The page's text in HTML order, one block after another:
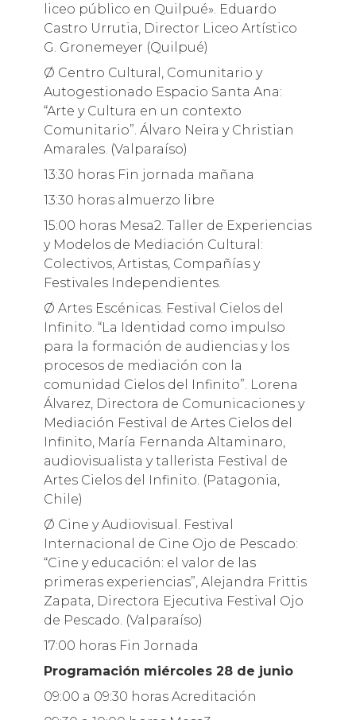
liceo público en Quilpué». Eduardo
Castro Urrutia, Director Liceo Artístico
G. Gronemeyer (Quilpué)
Ø Centro Cultural, Comunitario y
Autogestionado Espacio Santa Ana:
“Arte y Cultura en un contexto
Comunitario”. Álvaro Neira y Christian
Amarales. (Valparaíso)
13:30 horas Fin jornada mañana
13:30 horas almuerzo libre
15:00 horas Mesa2. Taller de Experiencias
y Modelos de Mediación Cultural:
Colectivos, Artistas, Compañías y
Festivales Independientes.
Ø Artes Escénicas. Festival Cielos del
Infinito. “La Identidad como impulso
para la formación de audiencias y los
procesos de mediación con la
comunidad Cielos del Infinito”. Lorena
Álvarez, Directora de Comunicaciones y
Mediación Festival de Artes Cielos del
Infinito, María Fernanda Altaminaro,
audiovisualista y tallerista Festival de
Artes Cielos del Infinito. (Patagonia,
Chile)
Ø Cine y Audiovisual. Festival
Internacional de Cine Ojo de Pescado:
“Cine y educación: el valor de las
primeras experiencias”, Alejandra Frittis
Zapata, Directora Ejecutiva Festival Ojo
de Pescado. (Valparaíso)
17:00 horas Fin Jornada
Programación miércoles 28 de junio
09:00 a 09:30 horas Acreditación